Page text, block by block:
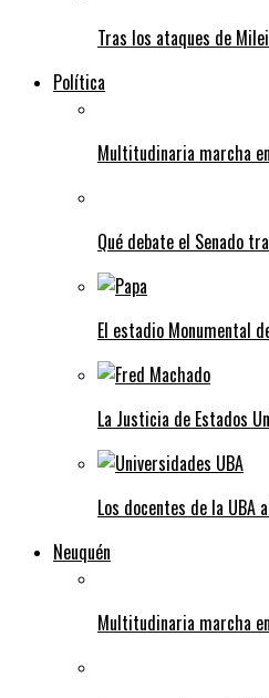
Tras los ataques de
Política
Multitudinaria marcha
Qué debate el Senado
El estadio Monumental
La Justicia de Estados
Los docentes de la UBA
Neuquén
Multitudinaria marcha